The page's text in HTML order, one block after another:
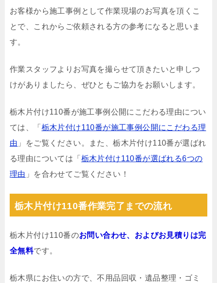
お客様から施工事例として作業現場のお写真を頂くこ
とで、これからご依頼される方の参考になると思いま
す。
作業スタッフよりお写真を撮らせて頂きたいと申しつ
けがありましたら、ぜひともご協力をお願いします。
栃木片付け110番が施工事例公開にこだわる理由につい
ては、「 栃木片付け110番が施工事例公開にこだわる理
由 」をご覧ください。また、栃木片付け110番が選ばれ
る理由については「 栃木片付け110番が選ばれる6つの
理由 」を合わせてご覧ください！
栃木片付け110番作業完了までの流れ
栃木片付け110番のお問い合わせ、およびお見積りは完
全無料です。
栃木県にお住いの方で、不用品回収・遺品整理・ゴミ